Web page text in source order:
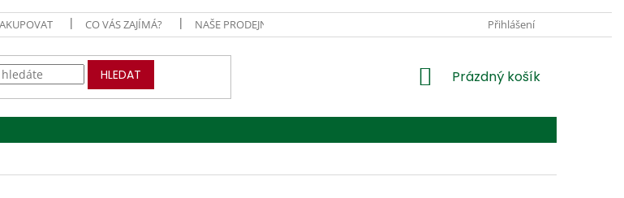
CO VÁS ZAJÍMÁ? NAŠE PRODEJNA U SUŠÁRNY OBCHODNÍ PODMÍNKY
Přihlášení
HLEDAT
NÁKUPNÍ
Prázdný košík